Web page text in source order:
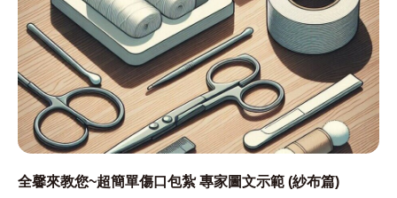
全馨來教您~超簡單傷口包紮 專家圖文示範 (紗布篇)